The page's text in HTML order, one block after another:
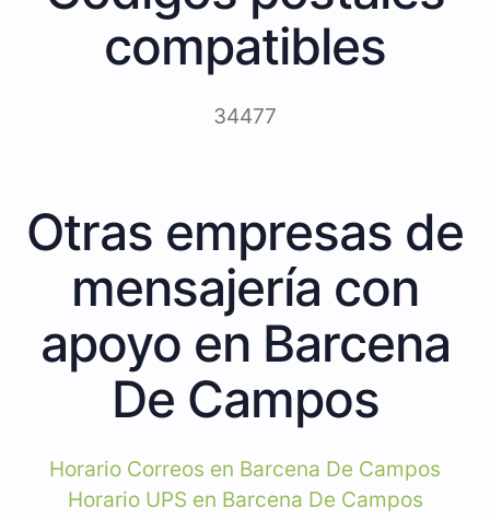
compatibles
34477
Otras empresas de
mensajería con
apoyo en Barcena
De Campos
Horario Correos en Barcena De Campos
Horario UPS en Barcena De Campos